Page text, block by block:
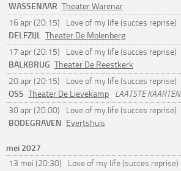
WASSENAAR Theater Warenar
16 apr (20:15)
Love of my life (succes reprise)
DELFZIJL Theater De Molenberg
17 apr (20:15)
Love of my life (succes reprise)
BALKBRUG Theater De Reestkerk
20 apr (20:15)
Love of my life (succes reprise)
OSS Theater De Lievekamp
LAATSTE KAARTEN
30 apr (20:00)
Love of my life (succes reprise)
BODEGRAVEN Evertshuis
mei 2027
13 mei (20:30) Love of my life (succes reprise)